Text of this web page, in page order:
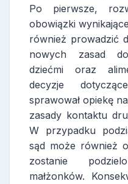
Po pierwsze,
obowiązki
również prowadzić
nowych zasad
dziećmi oraz
decyzje
sprawował opiekę
zasady kontaktu
W przypadku
sąd może również
zostanie
małżonków.